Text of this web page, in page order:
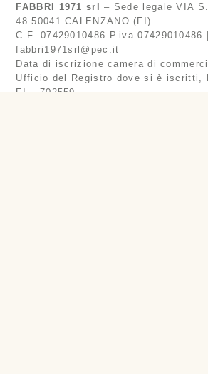
FABBRI 1971 srl
– Sede legale VIA
48 50041 CALENZANO (FI)
C.F. 07429010486 P.iva 07429010486
fabbri1971srl@pec.it
Data di iscrizione camera di
Ufficio del Registro dove si è iscritti,
FI – 702559